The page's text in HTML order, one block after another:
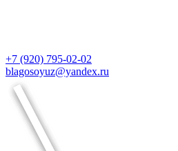
+7 (920) 795-02-02
blagosoyuz@yandex.ru